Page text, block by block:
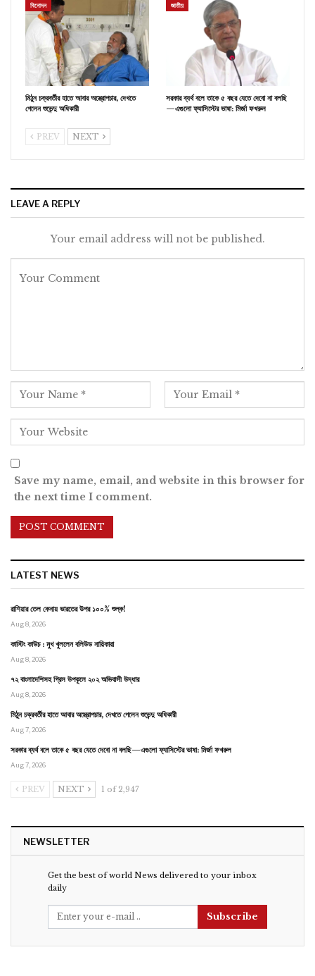
বিনোদন
মিঠুন চক্রবর্তীর হাতে আবার অস্ত্রোপচার, দেখতে
গেলেন শুভেন্দু অধিকারী
জাতীয়
সরকার ব্যর্থ বলে তাকে ৫ বছর যেতে দেবো না বলছি
—এগুলো ফ্যাসিস্টের ভাষা: মির্জা ফখরুল
PREV NEXT
LEAVE A REPLY
Your email address will not be published.
Save my name, email, and website in this browser for
the next time I comment.
LATEST NEWS
রাশিয়ার তেল কেনায় ভারতের উপর ১০০% শুল্ক!
Aug 8, 2026
কাস্টিং কাউচ : মুখ খুললেন বলিউড নায়িকারা
Aug 8, 2026
৭২ বাংলাদেশিসহ গ্রিস উপকূলে ২০২ অভিবাসী উদ্ধার
Aug 8, 2026
মিঠুন চক্রবর্তীর হাতে আবার অস্ত্রোপচার, দেখতে গেলেন শুভেন্দু অধিকারী
Aug 7, 2026
সরকার ব্যর্থ বলে তাকে ৫ বছর যেতে দেবো না বলছি—এগুলো ফ্যাসিস্টের ভাষা: মির্জা ফখরুল
Aug 7, 2026
PREV NEXT 1 of 2,947
NEWSLETTER
Get the best of world News delivered to your inbox
daily
Subscribe